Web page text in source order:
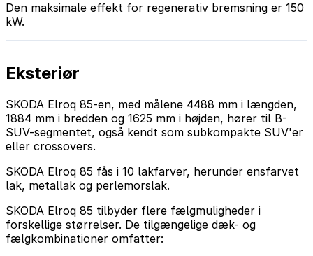
Den maksimale effekt for regenerativ bremsning er 150
kW.
Eksteriør
SKODA Elroq 85-en, med målene 4488 mm i længden,
1884 mm i bredden og 1625 mm i højden, hører til B-
SUV-segmentet, også kendt som subkompakte SUV'er
eller crossovers.
SKODA Elroq 85 fås i 10 lakfarver, herunder ensfarvet
lak, metallak og perlemorslak.
SKODA Elroq 85 tilbyder flere fælgmuligheder i
forskellige størrelser. De tilgængelige dæk- og
fælgkombinationer omfatter: